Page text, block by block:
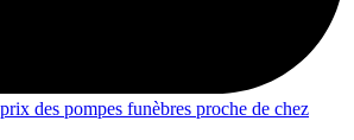
des pompes funèbres proche de chez